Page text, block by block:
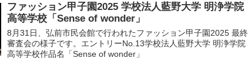
ファッション甲子園2025 学校法人藍野大学 明浄学院
高等学校「Sense of wonder」
8月31日、弘前市民会館で行われたファッション甲子園2025 最終
審査会の様子です。エントリーNo.13学校法人藍野大学 明浄学院
高等学校作品名「Sense of wonder」